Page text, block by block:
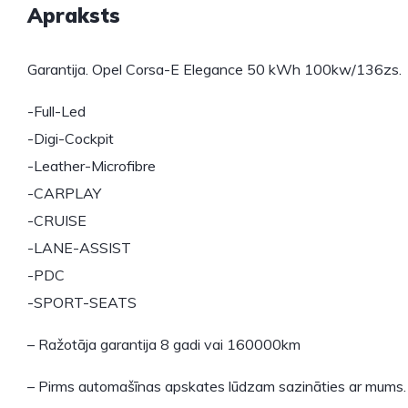
Apraksts
Garantija. Opel Corsa-E Elegance 50 kWh 100kw/136zs.
-Full-Led
-Digi-Cockpit
-Leather-Microfibre
-CARPLAY
-CRUISE
-LANE-ASSIST
-PDC
-SPORT-SEATS
– Ražotāja garantija 8 gadi vai 160000km
– Pirms automašīnas apskates lūdzam sazināties ar mums.